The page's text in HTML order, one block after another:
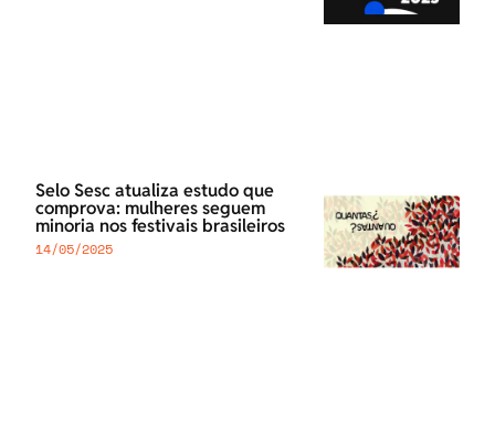
Selo Sesc atualiza estudo que
comprova: mulheres seguem
minoria nos festivais brasileiros
14/05/2025